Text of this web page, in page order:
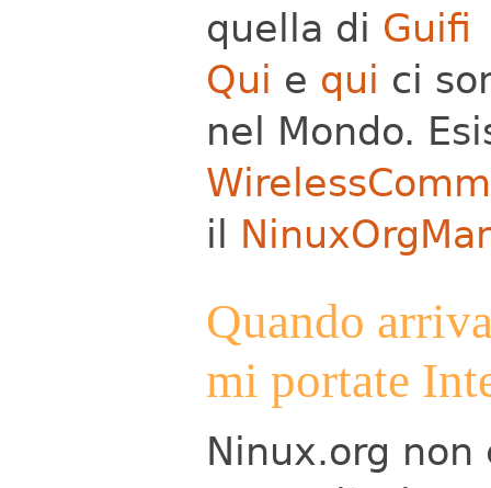
quella di Guifi
Qui e qui ci
nel Mondo.
il
Quando
mi portate
Ninux.org